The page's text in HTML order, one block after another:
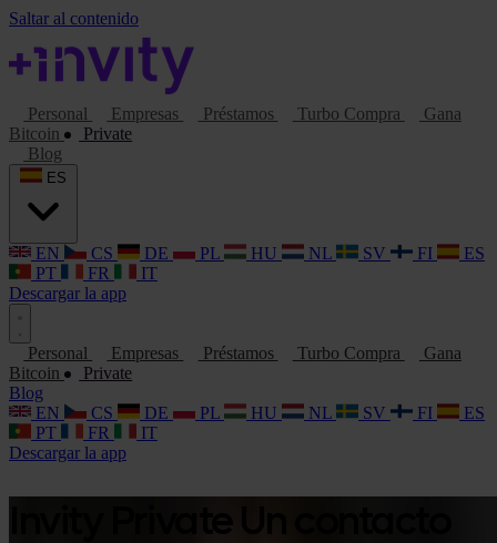
Saltar al contenido
Personal Empresas Préstamos Turbo Compra
Gana
Bitcoin
Private
Blog
EN CS DE PL HU NL SV FI
ES
PT
FR
IT
Descargar la app
Personal Empresas Préstamos Turbo Compra
Gana
Bitcoin
Private
Blog
EN
CS DE PL HU NL SV FI
ES
PT
FR
IT
Descargar la app